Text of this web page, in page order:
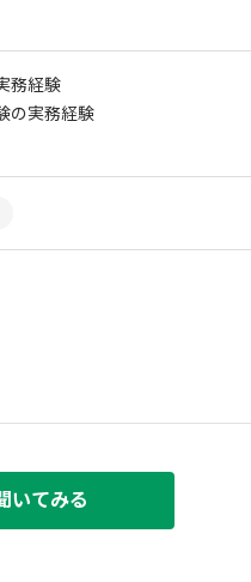
務経験
の実務経験
いてみる